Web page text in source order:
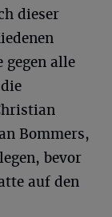
dieser
alle
Bommers,
bevor
auf den